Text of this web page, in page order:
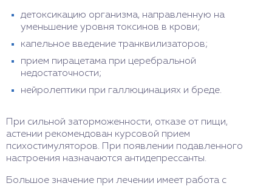
детоксикацию организма, направленную на
уменьшение уровня токсинов в крови;
капельное введение транквилизаторов;
прием пирацетама при церебральной
недостаточности;
нейролептики при галлюцинациях и бреде.
При сильной заторможенности, отказе от пищи,
астении рекомендован курсовой прием
психостимуляторов. При появлении подавленного
настроения назначаются антидепрессанты.
Большое значение при лечении имеет работа с